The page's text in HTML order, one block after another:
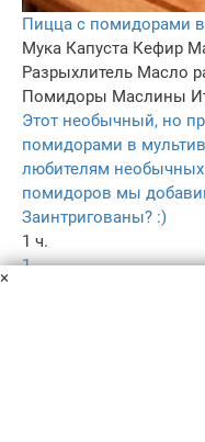
Пицца с помидорами
Мука Капуста Кефир
Разрыхлитель Масло
Помидоры Маслины
Этот необычный, но
помидорами в
любителям необычных
помидоров мы
Заинтригованы? :)
1 ч.
1
×